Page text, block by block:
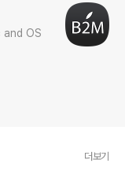
OS
더보기